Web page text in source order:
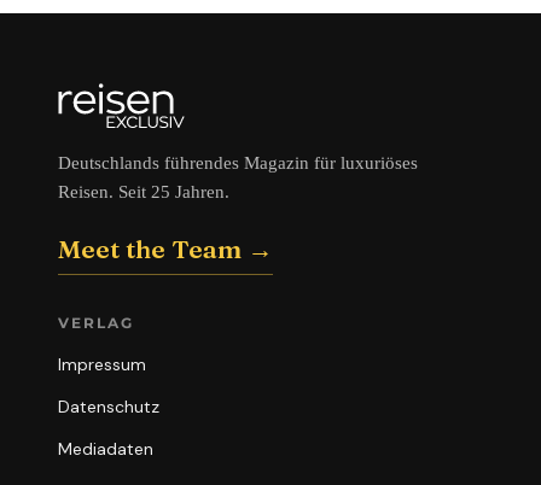
Deutschlands führendes Magazin für luxuriöses
Reisen. Seit 25 Jahren.
Meet the Team →
VERLAG
Impressum
Datenschutz
Mediadaten